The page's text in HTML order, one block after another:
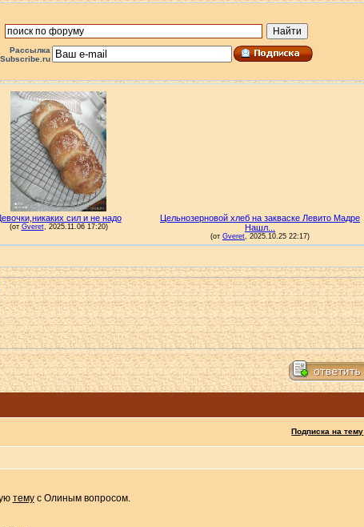
Рассылка
Subscribe.ru
Подписка на тему
темус Олиным вопросом.